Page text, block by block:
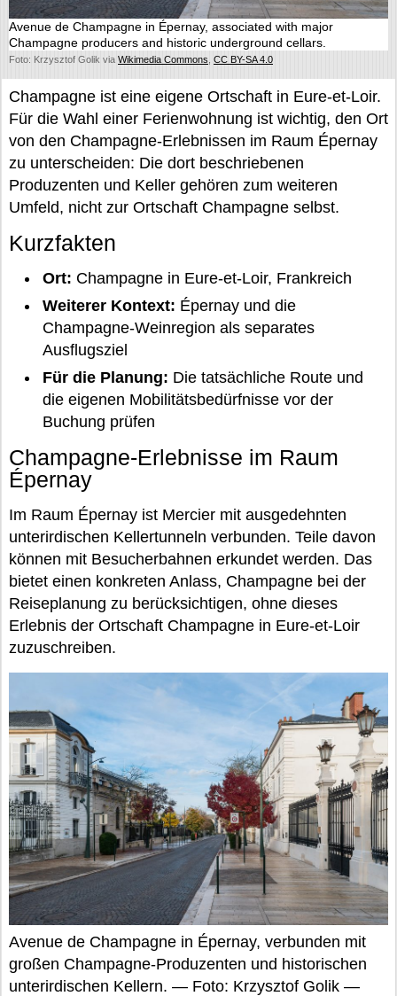
Avenue de Champagne in Épernay, associated with major
Champagne producers and historic underground cellars.
Foto: Krzysztof Golik via Wikimedia Commons CC BY-SA 4.0
Champagne ist eine eigene Ortschaft in Eure-et-Loir.
Für die Wahl einer Ferienwohnung ist wichtig, den Ort
von den Champagne-Erlebnissen im Raum Épernay
zu unterscheiden: Die dort beschriebenen
Produzenten und Keller gehören zum weiteren
Umfeld, nicht zur Ortschaft Champagne selbst.
Kurzfakten
Ort: Champagne in Eure-et-Loir, Frankreich
Weiterer Kontext: Épernay und die
Champagne-Weinregion als separates
Ausflugsziel
Für die Planung: Die tatsächliche Route und
die eigenen Mobilitätsbedürfnisse vor der
Buchung prüfen
Champagne-Erlebnisse im Raum
Épernay
Im Raum Épernay ist Mercier mit ausgedehnten
unterirdischen Kellertunneln verbunden. Teile davon
können mit Besucherbahnen erkundet werden. Das
bietet einen konkreten Anlass, Champagne bei der
Reiseplanung zu berücksichtigen, ohne dieses
Erlebnis der Ortschaft Champagne in Eure-et-Loir
zuzuschreiben.
Avenue de Champagne in Épernay, verbunden mit
großen Champagne-Produzenten und historischen
unterirdischen Kellern. — Foto: Krzysztof Golik —